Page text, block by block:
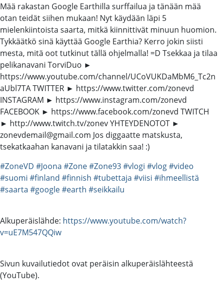
Mää rakastan Google Earthilla surffailua ja tänään mää
otan teidät siihen mukaan! Nyt käydään läpi 5
mielenkiintoista saarta, mitkä kiinnittivät minuun huomion.
Tykkäätkö sinä käyttää Google Earthia? Kerro jokin siisti
mesta, mitä oot tutkinut tällä ohjelmalla! =D Tsekkaa ja tilaa
pelikanavani TorviDuo ►
https://www.youtube.com/channel/UCoVUKDaMbM6_Tc2n
aUbl7TA TWITTER ► https://www.twitter.com/zonevd
INSTAGRAM ► https://www.instagram.com/zonevd
FACEBOOK ► https://www.facebook.com/zonevd TWITCH
► http://www.twitch.tv/zonev YHTEYDENOTOT ►
zonevdemail@gmail.com Jos diggaatte matskusta,
tsekatkaahan kanavani ja tilatakkin saa! :)
#ZoneVD #Joona #Zone#Zone93#vlogi #vlog#video
#suomi #finland #finnish #tubettaja #viisi #ihmeellistä
#saarta #google#earth #seikkailu
Alkuperäislähde: https://www.youtube.com/watch?
v=uE7M547QQiw
Sivun kuvailutiedot ovat peräisin alkuperäislähteestä
(YouTube).